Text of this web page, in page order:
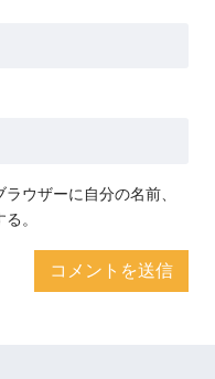
ウザーに自分の名前、
。